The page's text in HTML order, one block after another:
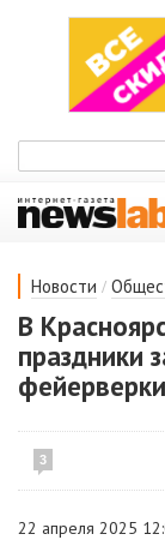
Новости /
В
праздники
3
22 апреля 2025